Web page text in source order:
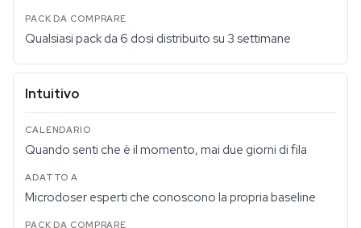
Qualsiasi pack da 6 dosi distribuito su 3 settimane
Intuitivo
Quando senti che è il momento, mai due giorni di fila
Microdoser esperti che conoscono la propria baseline